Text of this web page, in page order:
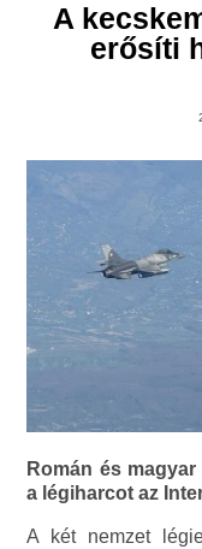
A
erősíti
Román és
a légiharcot az
A két nemzet